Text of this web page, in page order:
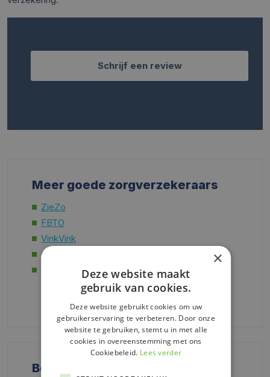
Schrijf een review
Meer goede zorgverzekeraars
ZieZo
FBTO
VinkVink
OHRA
Beoordelingen
×
Deze website maakt
gebruik van cookies.
Deze website gebruikt cookies om uw
gebruikerservaring te verbeteren. Door onze
website te gebruiken, stemt u in met alle
cookies in overeenstemming met ons
Cookiebeleid. Lees verder